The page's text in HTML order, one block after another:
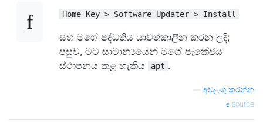
Home Key > Software Updater > Install
සහ මගේ පද්ධතිය යාවත්කාලීන කරන ලදි;
පසුව, මට සාමාන්‍යයෙන් මගේ පැකේජය
ස්ථාපනය කළ හැකිය
apt .
අවලංගු කරන්න
source